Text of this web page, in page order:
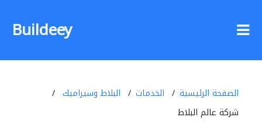
Buildeey
الصفحة الرئيسية الخدمات
البلاط وسيراميك
شركة عالم البلاط